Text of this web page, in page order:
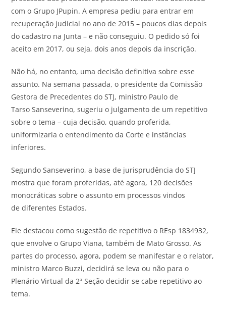
com o Grupo JPupin. A empresa pediu para entrar em
recuperação judicial no ano de 2015 – poucos dias depois
do cadastro na Junta – e não conseguiu. O pedido só foi
aceito em 2017, ou seja, dois anos depois da inscrição.
Não há, no entanto, uma decisão definitiva sobre esse
assunto. Na semana passada, o presidente da Comissão
Gestora de Precedentes do STJ, ministro Paulo de
Tarso Sanseverino, sugeriu o julgamento de um repetitivo
sobre o tema – cuja decisão, quando proferida,
uniformizaria o entendimento da Corte e instâncias
inferiores.
Segundo Sanseverino, a base de jurisprudência do STJ
mostra que foram proferidas, até agora, 120 decisões
monocráticas sobre o assunto em processos vindos
de diferentes Estados.
Ele destacou como sugestão de repetitivo o REsp 1834932,
que envolve o Grupo Viana, também de Mato Grosso. As
partes do processo, agora, podem se manifestar e o relator,
ministro Marco Buzzi, decidirá se leva ou não para o
Plenário Virtual da 2ª Seção decidir se cabe repetitivo ao
tema.